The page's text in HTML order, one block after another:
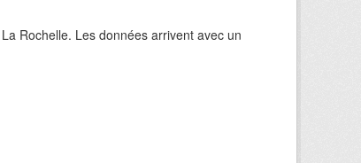
Rochelle. Les données arrivent avec un